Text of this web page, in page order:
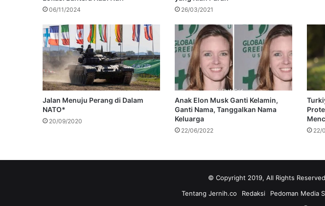
06/11/2024 26/03/2021
Jalan Menuju Perang di Dalam
NATO*
20/09/2020
Anak Elon Musk Ganti Kelamin,
Ganti Nama, Tanggalkan Nama
Keluarga
22/06/2022 22/
© Copyright 2019, All Rights
Tentang Jernih.co
Redaksi Pedoman Media